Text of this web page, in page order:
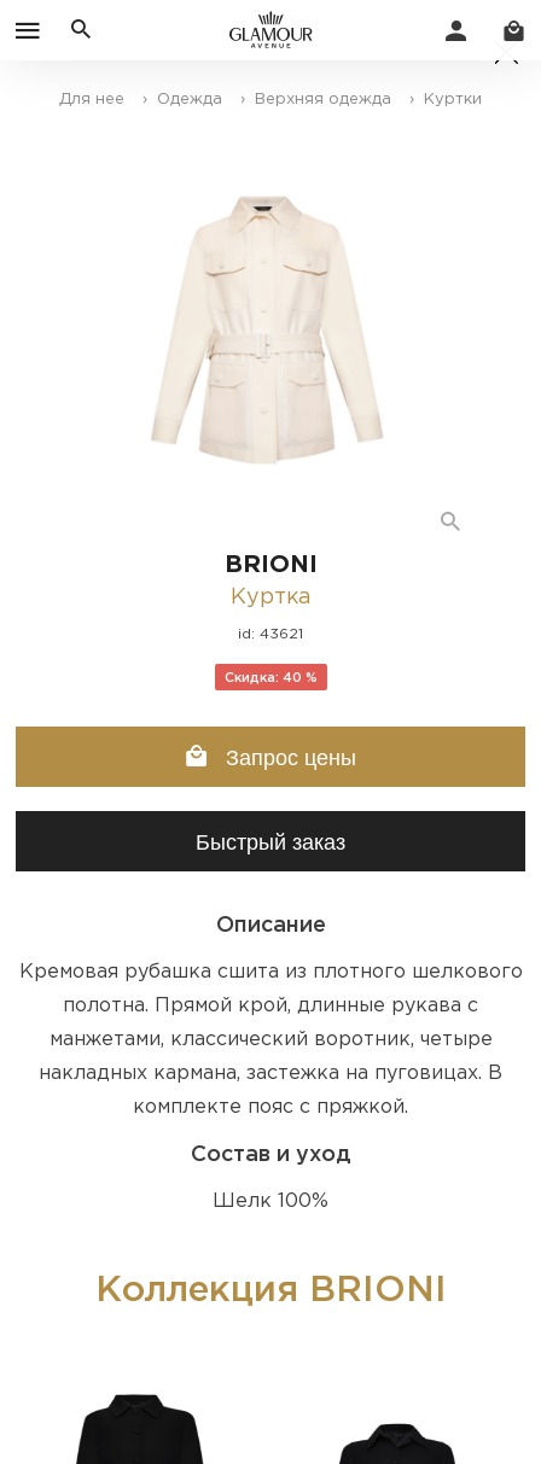
Для нее › Одежда › Верхняя одежда › Куртки
BRIONI
Куртка
id: 43621
Скидка: 40 %
Запрос цены
Быстрый заказ
Описание
Кремовая рубашка сшита из плотного шелкового
полотна. Прямой крой, длинные рукава с
манжетами, классический воротник, четыре
накладных кармана, застежка на пуговицах. В
комплекте пояс с пряжкой.
Состав и уход
Шелк 100%
Коллекция BRIONI